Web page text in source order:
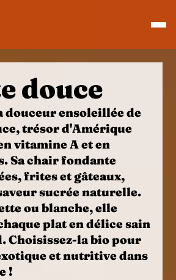
douce
douceur ensoleillée de
, trésor d'Amérique
vitamine Aet en
. Sa chair fondante
,fritesetgâteaux,
sucrée naturelle.
ou blanche, elle
plat en délice sain
Choisissez-la bio pour
et nutritive dans
!